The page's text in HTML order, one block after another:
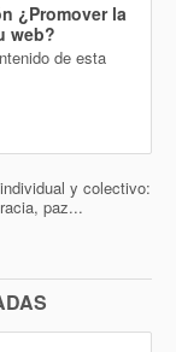
¿Promover la
web?
de esta
y colectivo:
paz...